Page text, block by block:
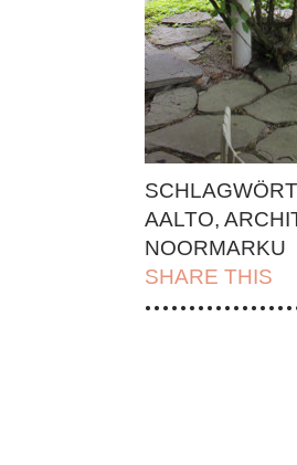
AALTO,
NOORMARKU
SHARE THIS